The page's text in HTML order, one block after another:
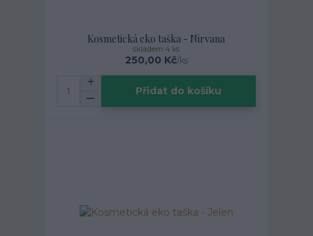
Kosmetická eko taška - Nirvana
250,00 Kč/ks
skladem 4 ks
Přidat do košíku